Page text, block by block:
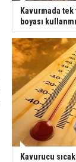
Kavurmada tek
boyası
Kavurucu